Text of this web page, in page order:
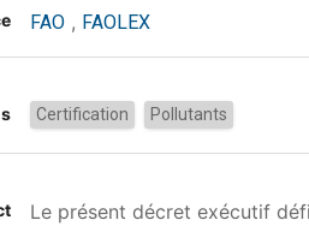
FAO , FAOLEX
Certification Pollutants
Le présent décret exécutif